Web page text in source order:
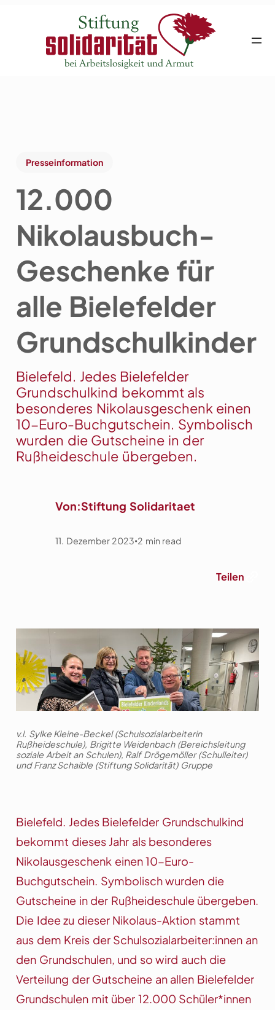
Presseinformation
12.000
Nikolausbuch-
Geschenke für
alle Bielefelder
Grundschulkinder
Bielefeld. Jedes Bielefelder
Grundschulkind bekommt als
besonderes Nikolausgeschenk einen
10-Euro-Buchgutschein. Symbolisch
wurden die Gutscheine in der
Rußheideschule übergeben.
Von:Stiftung Solidaritaet
11. Dezember 2023 •2 min read
Teilen
v.l. Sylke Kleine-Beckel (Schulsozialarbeiterin
Rußheideschule), Brigitte Weidenbach (Bereichsleitung
soziale Arbeit an Schulen), Ralf Drögemöller (Schulleiter)
und Franz Schaible (Stiftung Solidarität) Gruppe
Bielefeld. Jedes Bielefelder Grundschulkind
bekommt dieses Jahr als besonderes
Nikolausgeschenk einen 10-Euro-
Buchgutschein. Symbolisch wurden die
Gutscheine in der Rußheideschule übergeben.
Die Idee zu dieser Nikolaus-Aktion stammt
aus dem Kreis der Schulsozialarbeiter:innen an
den Grundschulen, und so wird auch die
Verteilung der Gutscheine an allen Bielefelder
Grundschulen mit über 12.000 Schüler*innen